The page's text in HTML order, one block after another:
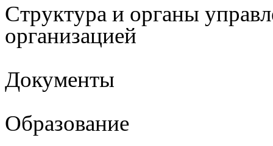
Структура и органы
организацией
Документы
Образование